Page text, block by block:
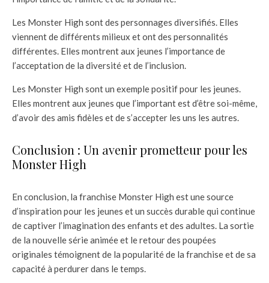
Les Monster High sont des personnages diversifiés. Elles
viennent de différents milieux et ont des personnalités
différentes. Elles montrent aux jeunes l’importance de
l’acceptation de la diversité et de l’inclusion.
Les Monster High sont un exemple positif pour les jeunes.
Elles montrent aux jeunes que l’important est d’être soi-même,
d’avoir des amis fidèles et de s’accepter les uns les autres.
Conclusion : Un avenir prometteur pour les
Monster High
En conclusion, la franchise Monster High est une source
d’inspiration pour les jeunes et un succès durable qui continue
de captiver l’imagination des enfants et des adultes. La sortie
de la nouvelle série animée et le retour des poupées
originales témoignent de la popularité de la franchise et de sa
capacité à perdurer dans le temps.